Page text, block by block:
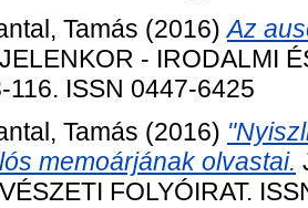
Tamás (2016)Az
JELENKOR - IRODALMI
116. ISSN 0447-6425
Tamás (2016)
memoárjának olvastai.
FOLYÓIRAT.